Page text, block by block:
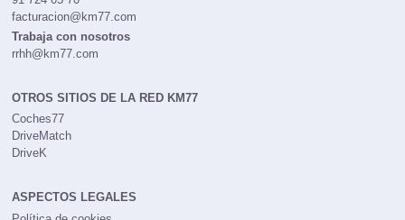
91 724 05 70
facturacion@km77.com
Trabaja con nosotros
OTROS SITIOS DE LA RED KM77
Coches77
DriveMatch
ASPECTOS LEGALES